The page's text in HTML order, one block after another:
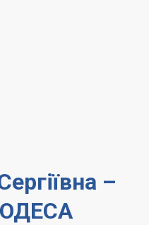
–
ОДЕСА